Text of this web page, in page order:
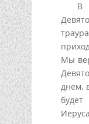
В
Мы
днем,
будет